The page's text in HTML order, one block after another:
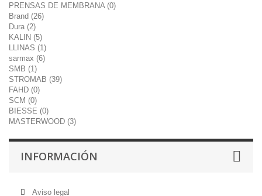
PRENSAS DE MEMBRANA (0)
Brand (26)
Dura (2)
KALIN (5)
LLINAS (1)
sarmax (6)
SMB (1)
STROMAB (39)
FAHD (0)
SCM (0)
BIESSE (0)
MASTERWOOD (3)
INFORMACIÓN
Aviso legal